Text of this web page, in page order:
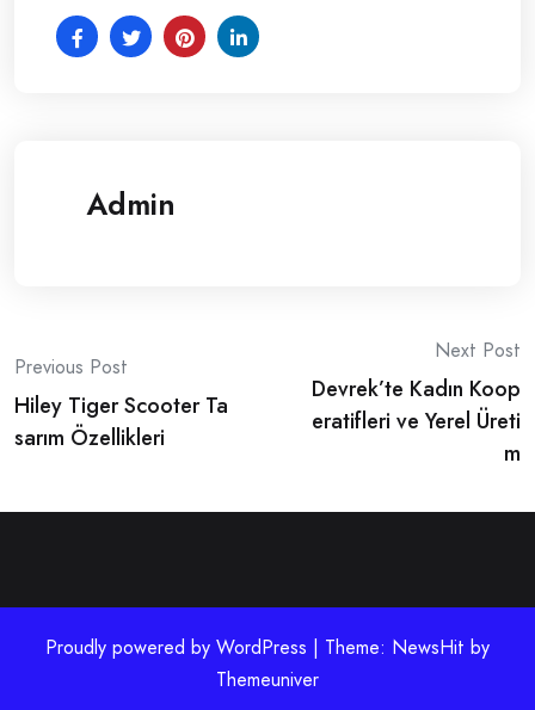
Admin
Post
navigation
Previous Post
Hiley Tiger Scooter Ta
sarım Özellikleri
Next Post
Devrek’te Kadın Koop
eratifleri ve Yerel Üreti
m
Proudly powered by WordPress | Theme: NewsHit by
Themeuniver